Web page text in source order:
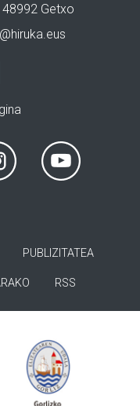
Getxo
PUBLIZITATEA
RSS